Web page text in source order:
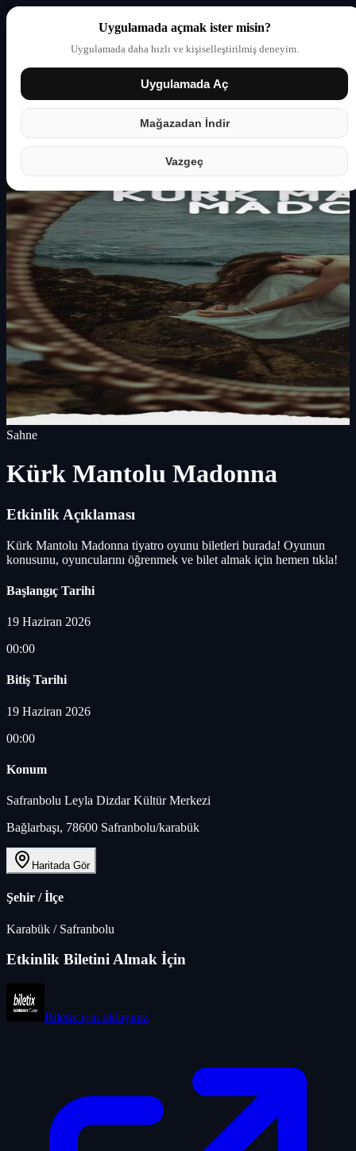
Uygulamada açmak ister misin?
Uygulamada daha hızlı ve kişiselleştirilmiş deneyim.
Uygulamada Aç
Mağazadan İndir
Vazgeç
Giriş yap Partner
Sahne
Kürk Mantolu Madonna
Etkinlik Açıklaması
Kürk Mantolu Madonna tiyatro oyunu biletleri burada! Oyunun
konusunu, oyuncularını öğrenmek ve bilet almak için hemen tıkla!
Başlangıç Tarihi
19 Haziran 2026
00:00
Bitiş Tarihi
19 Haziran 2026
00:00
Konum
Safranbolu Leyla Dizdar Kültür Merkezi
Bağlarbaşı, 78600 Safranbolu/karabük
Haritada Gör
Şehir / İlçe
Karabük / Safranbolu
Etkinlik Biletini Almak İçin
Biletix için tıklayınız